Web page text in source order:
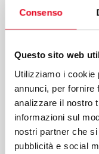
Consenso
Questo sito web
Utilizziamo i cookie
annunci, per fornire
analizzare il nostro
informazioni sul
nostri partner che
pubblicità e social
Una infinita
exigencias del
distintas